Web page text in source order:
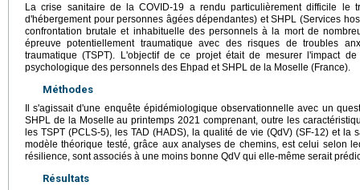
La crise sanitaire de la COVID-19 a rendu particulièrement difficile le
d'hébergement pour personnes âgées dépendantes) et SHPL (Services
confrontation brutale et inhabituelle des personnels à la mort de
épreuve potentiellement traumatique avec des risques de troubles
traumatique (TSPT). L'objectif de ce projet était de mesurer l'impact
psychologique des personnels des Ehpad et SHPL de la Moselle (France).
Méthodes
Il s'agissait d'une enquête épidémiologique observationnelle avec un
SHPL de la Moselle au printemps 2021 comprenant, outre les
les TSPT (PCLS-5), les TAD (HADS), la qualité de vie (QdV) (SF-12) et la
modèle théorique testé, grâce aux analyses de chemins, est celui selon
résilience, sont associés à une moins bonne QdV qui elle-même serait
Résultats